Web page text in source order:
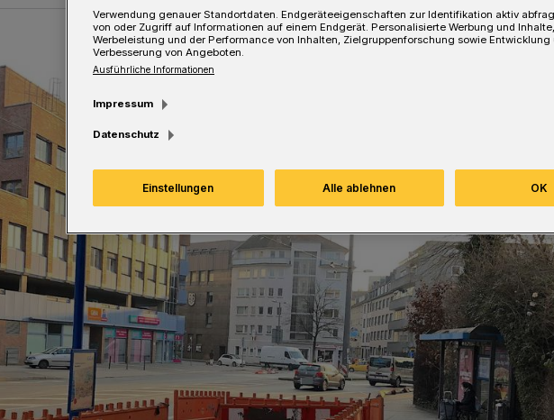
Verwendung genauer Standortdaten. Endgeräteeigenschaften zur Identifikation aktiv
von oder Zugriff auf Informationen auf einem Endgerät. Personalisierte Werbung und
Werbeleistung und der Performance von Inhalten, Zielgruppenforschung sowie Entwicklung
Verbesserung von Angeboten.
Ausführliche Informationen
Impressum
Datenschutz
Einstellungen Alle ablehnen OK